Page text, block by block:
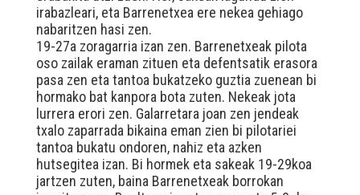
irabazleari, eta Barrenetxea ere nekea gehiago
nabaritzen hasi zen.
19-27a zoragarria izan zen. Barrenetxeak pilota
oso zailak eraman zituen eta defentsatik erasora
pasa zen eta tantoa bukatzeko guztia zuenean bi
hormako bat kanpora bota zuten. Nekeak jota
lurrera erori zen. Galarretara joan zen jendeak
txalo zaparrada bikaina eman zien bi pilotariei
tantoa bukatu ondoren, nahiz eta azken
hutsegitea izan. Bi hormek eta sakeak 19-29koa
jartzen zuten, baina Barrenetxeak borrokan